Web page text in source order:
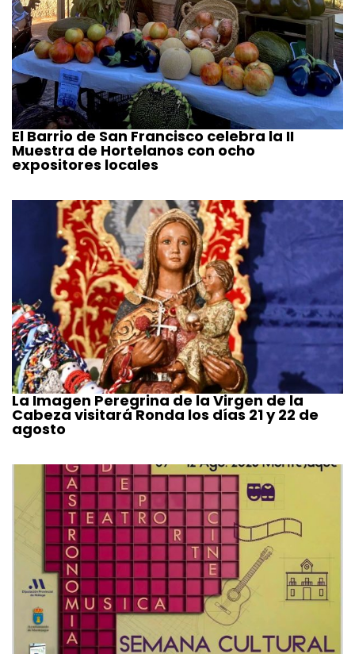
El Barrio de San Francisco celebra la II
Muestra de Hortelanos con ocho
expositores locales
La Imagen Peregrina de la Virgen de la
Cabeza visitará Ronda los días 21 y 22 de
agosto